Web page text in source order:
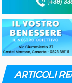
ARTICOLI